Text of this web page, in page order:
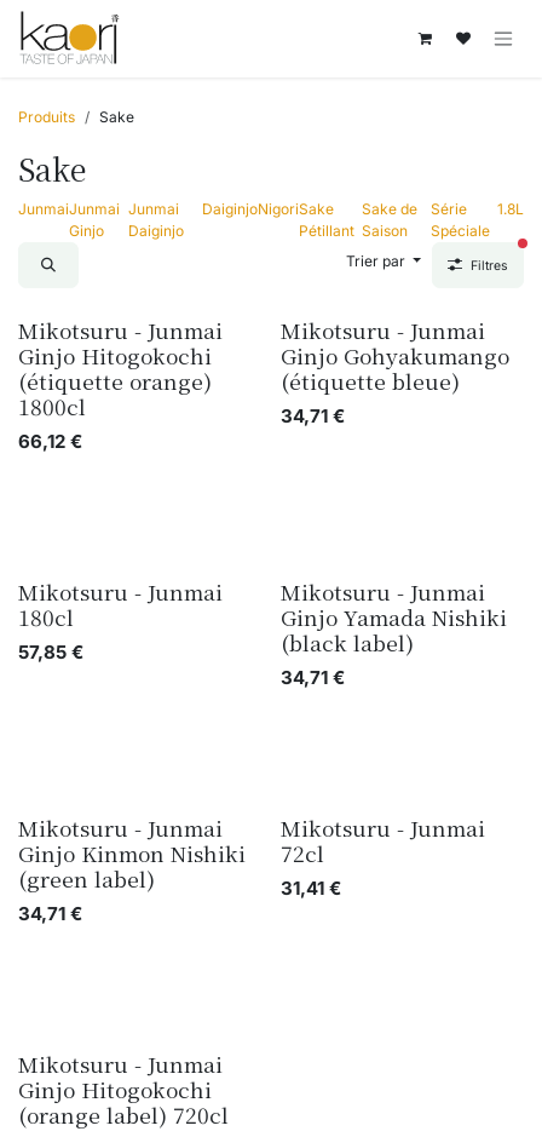
Se rendre au contenu
Produits Sake
Sake
JunmaiJunmai
Ginjo
Junmai
Daiginjo
DaiginjoNigoriSake
Pétillant
Sake de
Saison
Série
Spéciale
1.8L
Trier par Filtres
Mikotsuru - Junmai
Ginjo Hitogokochi
(étiquette orange)
1800cl
66,12 €
Mikotsuru - Junmai
Ginjo Gohyakumango
(étiquette bleue)
34,71€
Mikotsuru - Junmai
180cl
57,85 €
Mikotsuru - Junmai
Ginjo Yamada Nishiki
(black label)
34,71€
Mikotsuru - Junmai
Ginjo Kinmon Nishiki
(green label)
34,71 €
Mikotsuru - Junmai
72cl
31,41€
Mikotsuru - Junmai
Ginjo Hitogokochi
(orange label) 720cl